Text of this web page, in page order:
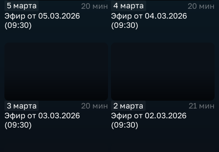
5 марта
20 мин
Эфир от 05.03.2026
(09:30)
4 марта
20 мин
Эфир от 04.03.2026
(09:30)
3 марта
20 мин
Эфир от 03.03.2026
(09:30)
2 марта
21 мин
Эфир от 02.03.2026
(09:30)